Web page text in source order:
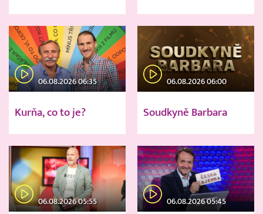
06.08.2026 06:35
Kurňa, co to je?
06.08.2026 06:00
Soudkyně Barbara
06.08.2026 05:55 06.08.2026 05:45